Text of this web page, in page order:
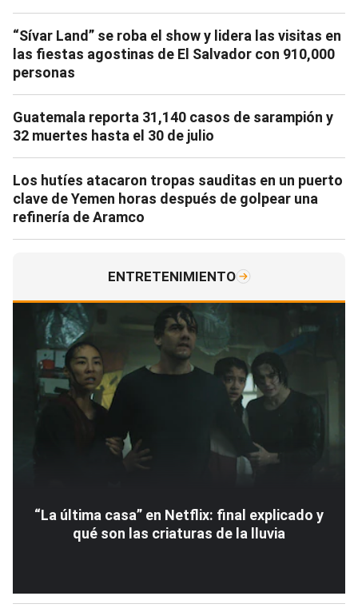
“Sívar Land” se roba el show y lidera las visitas en
las fiestas agostinas de El Salvador con 910,000
personas
Guatemala reporta 31,140 casos de sarampión y
32 muertes hasta el 30 de julio
Los hutíes atacaron tropas sauditas en un puerto
clave de Yemen horas después de golpear una
refinería de Aramco
ENTRETENIMIENTO
“La última casa” en Netflix: final explicado y
qué son las criaturas de la lluvia